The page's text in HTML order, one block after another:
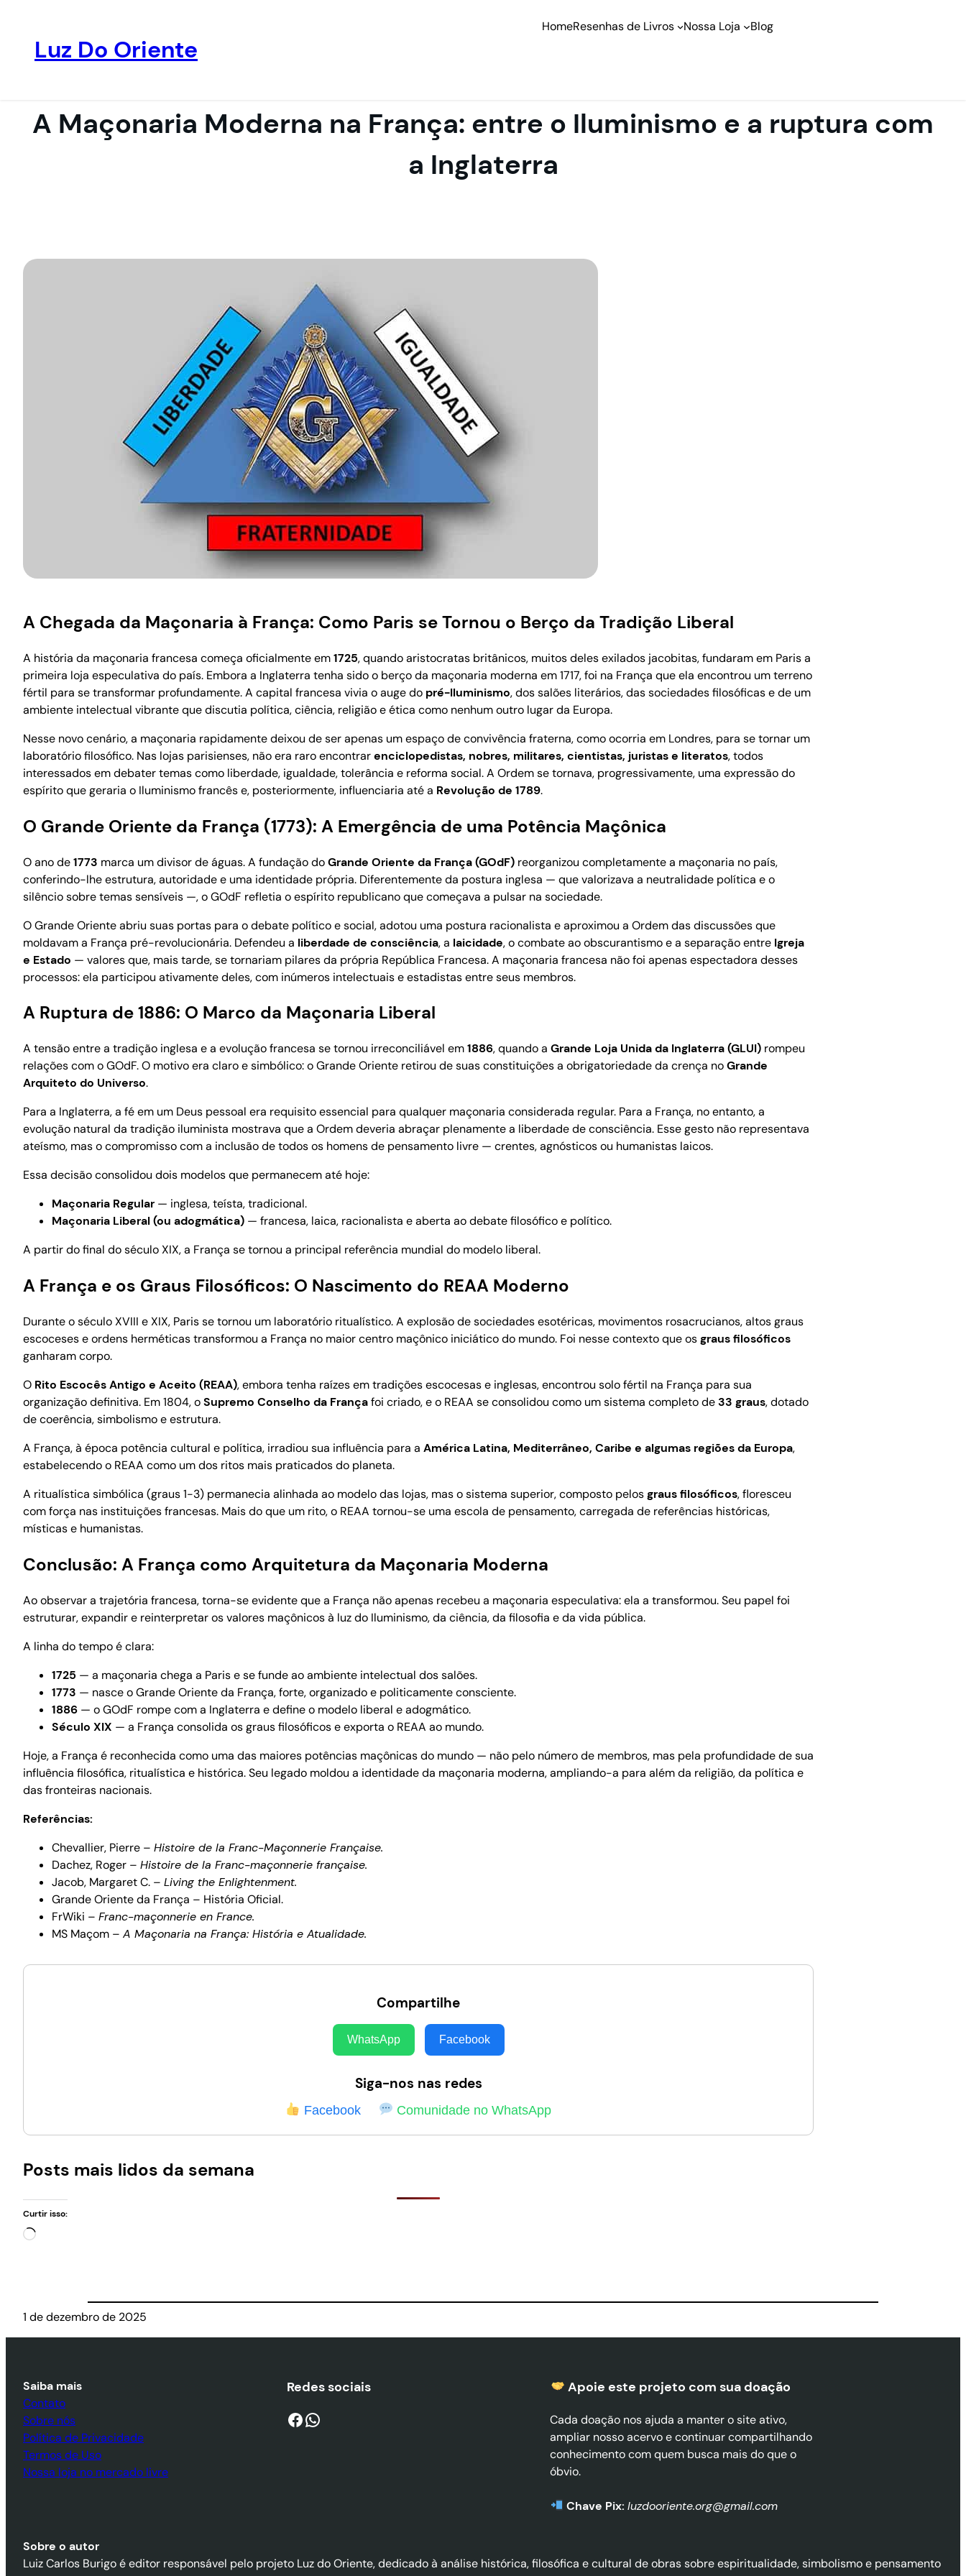
conteúdo
Luz Do Oriente
HomeResenhas de Livros Nossa Loja Blog
A Maçonaria Moderna na França: entre o Iluminismo e a ruptura com
a Inglaterra
A Chegada da Maçonaria à França: Como Paris se Tornou o Berço da Tradição Liberal
A história da maçonaria francesa começa oficialmente em1725, quando aristocratas britânicos, muitos deles exilados jacobitas, fundaram em Paris a
primeira loja especulativa do país. Embora a Inglaterra tenha sido o berço da maçonaria moderna em 1717, foi na França que ela encontrou um terreno
fértil para se transformar profundamente. A capital francesa vivia o auge do pré-Iluminismo, dos salões literários, das sociedades filosóficas e de um
ambiente intelectual vibrante que discutia política, ciência, religião e ética como nenhum outro lugar da Europa.
Nesse novo cenário, a maçonaria rapidamente deixou de ser apenas um espaço de convivência fraterna, como ocorria em Londres, para se tornar um
laboratório filosófico. Nas lojas parisienses, não era raro encontrarenciclopedistas, nobres, militares, cientistas, juristas e literatos, todos
interessados em debater temas como liberdade, igualdade, tolerância e reforma social. A Ordem se tornava, progressivamente, uma expressão do
espírito que geraria o Iluminismo francês e, posteriormente, influenciaria até a Revolução de 1789.
O Grande Oriente da França (1773): A Emergência de uma Potência Maçônica
O ano de1773 marca um divisor de águas. A fundação doGrande Oriente da França (GOdF) reorganizou completamente a maçonaria no país,
conferindo-lhe estrutura, autoridade e uma identidade própria. Diferentemente da postura inglesa — que valorizava a neutralidade política e o
silêncio sobre temas sensíveis —, o GOdF refletia o espírito republicano que começava a pulsar na sociedade.
O Grande Oriente abriu suas portas para o debate político e social, adotou uma postura racionalista e aproximou a Ordem das discussões que
moldavam a França pré-revolucionária. Defendeu a liberdade de consciência, a laicidade, o combate ao obscurantismo e a separação entre Igreja
e Estado — valores que, mais tarde, se tornariam pilares da própria República Francesa. A maçonaria francesa não foi apenas espectadora desses
processos: ela participou ativamente deles, com inúmeros intelectuais e estadistas entre seus membros.
A Ruptura de 1886: O Marco da Maçonaria Liberal
A tensão entre a tradição inglesa e a evolução francesa se tornou irreconciliável em1886, quando a Grande Loja Unida da Inglaterra (GLUI) rompeu
relações com o GOdF. O motivo era claro e simbólico: o Grande Oriente retirou de suas constituições a obrigatoriedade da crença noGrande
Arquiteto do Universo.
Para a Inglaterra, a fé em um Deus pessoal era requisito essencial para qualquer maçonaria considerada regular. Para a França, no entanto, a
evolução natural da tradição iluminista mostrava que a Ordem deveria abraçar plenamente a liberdade de consciência. Esse gesto não representava
ateísmo, mas o compromisso com a inclusão de todos os homens de pensamento livre — crentes, agnósticos ou humanistas laicos.
Essa decisão consolidou dois modelos que permanecem até hoje:
Maçonaria Regular — inglesa, teísta, tradicional.
Maçonaria Liberal (ou adogmática) — francesa, laica, racionalista e aberta ao debate filosófico e político.
A partir do final do século XIX, a França se tornou a principal referência mundial do modelo liberal.
A França e os Graus Filosóficos: O Nascimento do REAA Moderno
Durante o século XVIII e XIX, Paris se tornou um laboratório ritualístico. A explosão de sociedades esotéricas, movimentos rosacrucianos, altos graus
escoceses e ordens herméticas transformou a França no maior centro maçônico iniciático do mundo. Foi nesse contexto que osgraus filosóficos
ganharam corpo.
O Rito Escocês Antigo e Aceito (REAA), embora tenha raízes em tradições escocesas e inglesas, encontrou solo fértil na França para sua
organização definitiva. Em 1804, oSupremo Conselho da Françafoi criado, e o REAA se consolidou como um sistema completo de33 graus, dotado
de coerência, simbolismo e estrutura.
A França, à época potência cultural e política, irradiou sua influência para a América Latina, Mediterrâneo, Caribe e algumas regiões da Europa,
estabelecendo o REAA como um dos ritos mais praticados do planeta.
A ritualística simbólica (graus 1-3) permanecia alinhada ao modelo das lojas, mas o sistema superior, composto pelosgraus filosóficos, floresceu
com força nas instituições francesas. Mais do que um rito, o REAA tornou-se uma escola de pensamento, carregada de referências históricas,
místicas e humanistas.
Conclusão: A França como Arquitetura da Maçonaria Moderna
Ao observar a trajetória francesa, torna-se evidente que a França não apenas recebeu a maçonaria especulativa: ela a transformou. Seu papel foi
estruturar, expandir e reinterpretar os valores maçônicos à luz do Iluminismo, da ciência, da filosofia e da vida pública.
A linha do tempo é clara:
1725 — a maçonaria chega a Paris e se funde ao ambiente intelectual dos salões.
1773 — nasce o Grande Oriente da França, forte, organizado e politicamente consciente.
1886 — o GOdF rompe com a Inglaterra e define o modelo liberal e adogmático.
Século XIX — a França consolida os graus filosóficos e exporta o REAA ao mundo.
Hoje, a França é reconhecida como uma das maiores potências maçônicas do mundo — não pelo número de membros, mas pela profundidade de sua
influência filosófica, ritualística e histórica. Seu legado moldou a identidade da maçonaria moderna, ampliando-a para além da religião, da política e
das fronteiras nacionais.
Referências:
Chevallier, Pierre – Histoire de la Franc-Maçonnerie Française.
Dachez, Roger – Histoire de la Franc-maçonnerie française.
Jacob, Margaret C. – Living the Enlightenment.
Grande Oriente da França – História Oficial.
FrWiki – Franc-maçonnerie en France.
MS Maçom – A Maçonaria na França: História e Atualidade.
Compartilhe
WhatsApp Facebook
Siga-nos nas redes
Facebook Comunidade no WhatsApp
Posts mais lidos da semana
Curtir isso:
Carregando…
1 de dezembro de 2025
Saiba mais
Contato
Sobre nós
Política de Privacidade
Termos de Uso
Nossa loja no mercado livre
Redes sociais
Facebook WhatsApp
Apoie este projeto com sua doação
Cada doação nos ajuda a manter o site ativo,
ampliar nosso acervo e continuar compartilhando
conhecimento com quem busca mais do que o
óbvio.
Chave Pix: luzdooriente.org@gmail.com
Sobre o autor
Luiz Carlos Burigo é editor responsável pelo projeto Luz do Oriente, dedicado à análise histórica, filosófica e cultural de obras sobre espiritualidade, simbolismo e pensamento